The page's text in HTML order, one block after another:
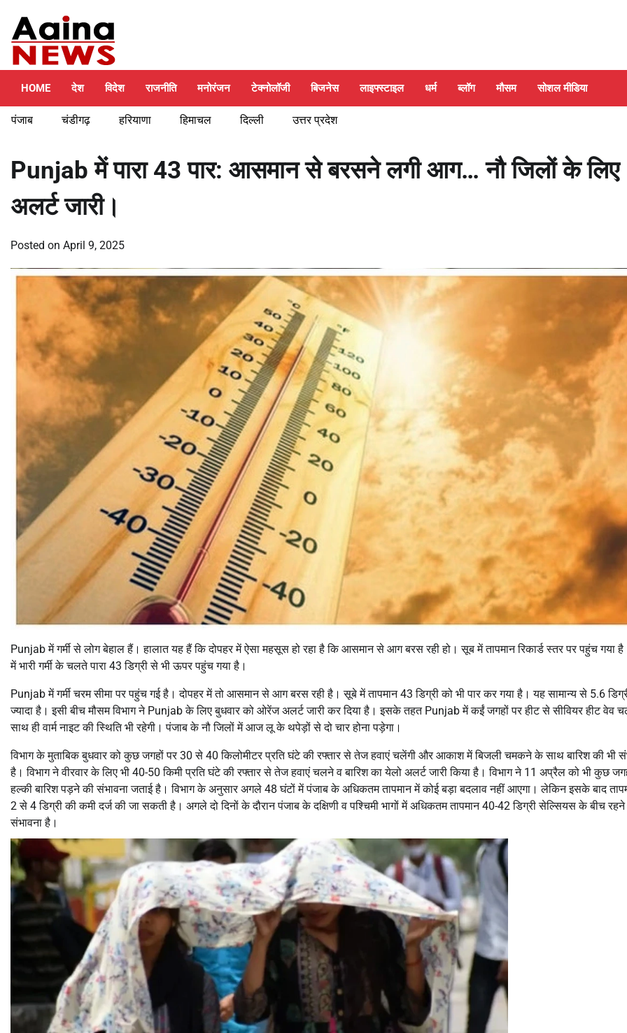
content
HOME देश विदेश राजनीति मनोरंजन टेक्नोलॉजी बिजनेस लाइफ्स्टाइल धर्म ब्लॉग मौसम सोशल मीडिया
पंजाब चंडीगढ़ हरियाणा हिमाचल दिल्ली उत्तर प्रदेश
Punjab में पारा 43 पार: आसमान से बरसने लगी आग… नौ जिलों के लिए
अलर्ट जारी।
Posted on April 9, 2025
Punjab में गर्मी से लोग बेहाल हैं। हालात यह हैं कि दोपहर में ऐसा महसूस हो रहा है कि आसमान से आग बरस रही हो। सूब में तापमान रिकार्ड स्तर पर पहुंच गया
में भारी गर्मी के चलते पारा 43 डिग्री से भी ऊपर पहुंच गया है।
Punjab में गर्मी चरम सीमा पर पहुंच गई है। दोपहर में तो आसमान से आग बरस रही है। सूबे में तापमान 43 डिग्री को भी पार कर गया है। यह सामान्य से 5.6
ज्यादा है। इसी बीच मौसम विभाग ने Punjab के लिए बुधवार को ओरेंज अलर्ट जारी कर दिया है। इसके तहत Punjab में कईं जगहों पर हीट से सीवियर हीट वेव
साथ ही वार्म नाइट की स्थिति भी रहेगी। पंजाब के नौ जिलों में आज लू के थपेड़ों से दो चार होना पड़ेगा।
विभाग के मुताबिक बुधवार को कुछ जगहों पर 30 से 40 किलोमीटर प्रति घंटे की रफ्तार से तेज हवाएं चलेंगी और आकाश में बिजली चमकने के साथ बारिश की भी
है। विभाग ने वीरवार के लिए भी 40-50 किमी प्रति घंटे की रफ्तार से तेज हवाएं चलने व बारिश का येलो अलर्ट जारी किया है। विभाग ने 11 अप्रैल को भी कुछ
हल्की बारिश पड़ने की संभावना जताई है। विभाग के अनुसार अगले 48 घंटों में पंजाब के अधिकतम तापमान में कोई बड़ा बदलाव नहीं आएगा। लेकिन इसके बाद
2 से 4 डिग्री की कमी दर्ज की जा सकती है। अगले दो दिनों के दौरान पंजाब के दक्षिणी व पश्चिमी भागों में अधिकतम तापमान 40-42 डिग्री सेल्सियस के बीच
संभावना है।